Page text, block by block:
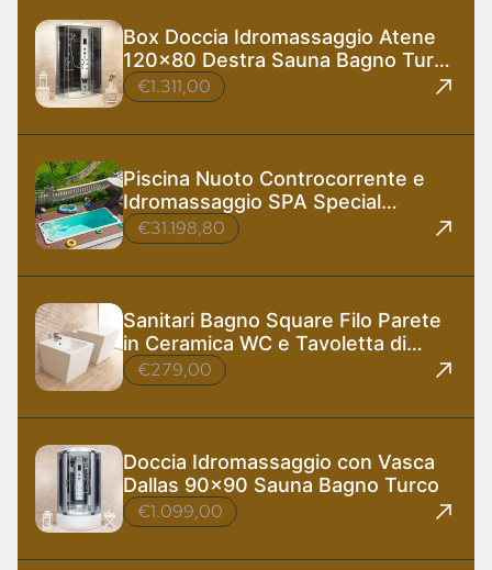
Box Doccia Idromassaggio Atene
120x80 Destra Sauna Bagno Turco
e Ozono
€1.311,00
Piscina Nuoto Controcorrente e
Idromassaggio SPA Special
585x220 cm
€31.198,80
Sanitari Bagno Square Filo Parete
in Ceramica WC e Tavoletta di
Design
€279,00
Doccia Idromassaggio con Vasca
Dallas 90x90 Sauna Bagno Turco
€1.099,00